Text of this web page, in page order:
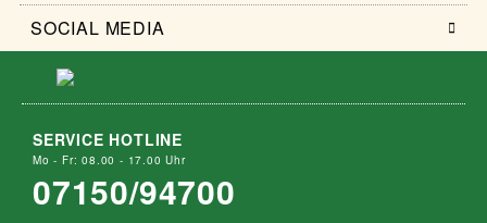
SOCIAL MEDIA
SERVICE HOTLINE
Mo - Fr: 08.00 - 17.00 Uhr
07150/94700